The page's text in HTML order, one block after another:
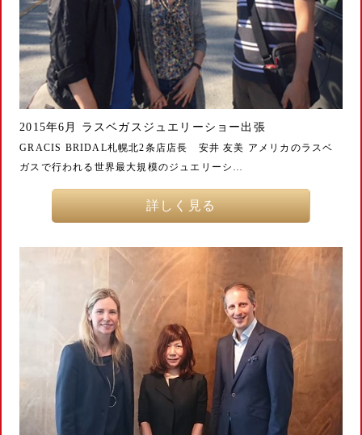
2015年6月 ラスベガスジュエリーショー出張
GRACIS BRIDAL札幌北2条店店長 安井 友美 アメリカのラスベ
ガスで行われる世界最大規模のジュエリーシ…
詳しく見る